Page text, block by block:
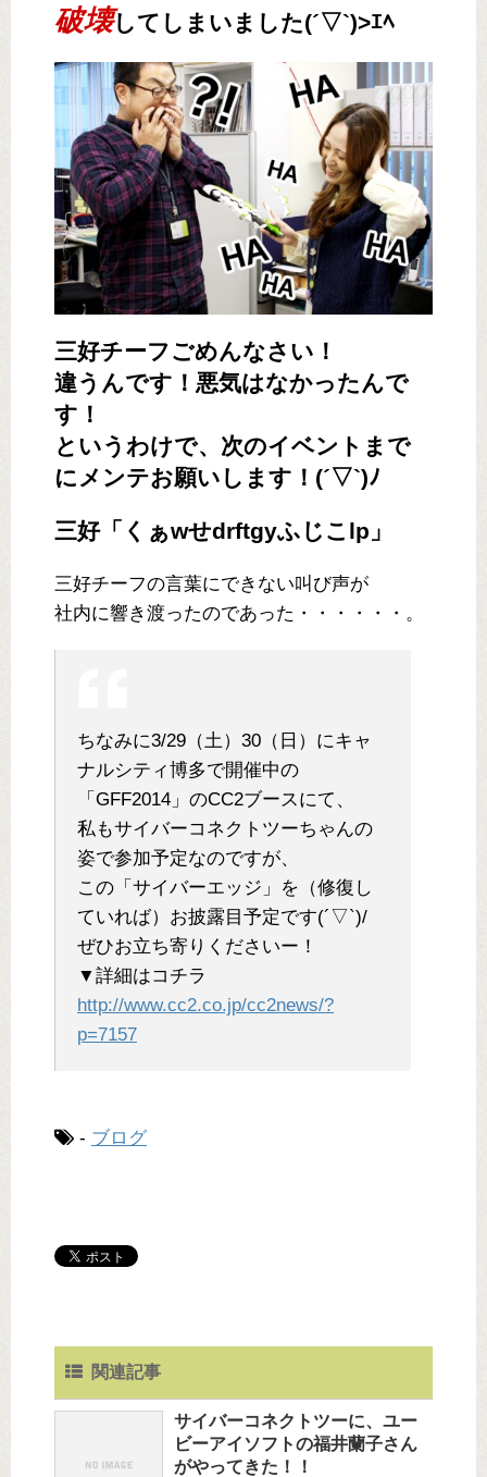
破壊してしまいました(´▽`)>ｴﾍ
三好チーフごめんなさい！
違うんです！悪気はなかったんで
す！
というわけで、次のイベントまで
にメンテお願いします！(´▽`)ﾉ
三好「くぁwせdrftgyふじこlp」
三好チーフの言葉にできない叫び声が
社内に響き渡ったのであった・・・・・・。
ちなみに3/29（土）30（日）にキャ
ナルシティ博多で開催中の
「GFF2014」のCC2ブースにて、
私もサイバーコネクトツーちゃんの
姿で参加予定なのですが、
この「サイバーエッジ」を（修復し
ていれば）お披露目予定です(´▽`)/
ぜひお立ち寄りくださいー！
▼詳細はコチラ
http://www.cc2.co.jp/cc2news/?
p=7157
- ブログ
関連記事
サイバーコネクトツーに、ユー
ビーアイソフトの福井蘭子さん
がやってきた！！